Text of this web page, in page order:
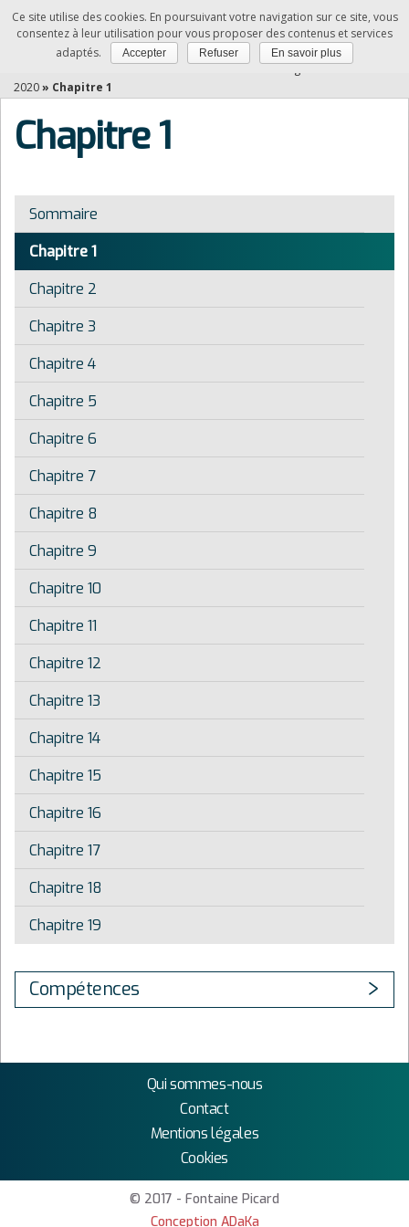
NDRC
Accueil»Relation client à distance et digitalisation -Edition
2020» Chapitre 1
Chapitre 1
Sommaire
Chapitre 1
Chapitre 2
Chapitre 3
Chapitre 4
Chapitre 5
Chapitre 6
Chapitre 7
Chapitre 8
Chapitre 9
Chapitre 10
Chapitre 11
Chapitre 12
Chapitre 13
Chapitre 14
Chapitre 15
Chapitre 16
Chapitre 17
Chapitre 18
Chapitre 19
Compétences
Qui sommes-nous
Contact
Mentions légales
Cookies
© 2017 - Fontaine Picard
Conception ADaKa
Ce site utilise des cookies. En poursuivant votre navigation sur ce site, vous
consentez à leur utilisation pour vous proposer des contenus et services
adaptés.
Accepter Refuser En savoir plus